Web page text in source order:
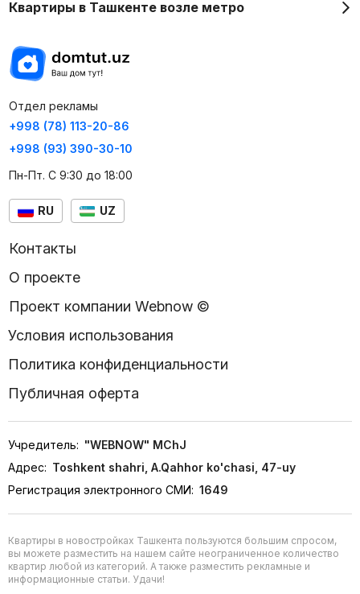
Квартиры в Ташкенте возле метро
Отдел рекламы
+998 (78) 113-20-86
+998 (93) 390-30-10
Пн-Пт. С 9:30 до 18:00
RU UZ
Контакты
О проекте
Проект компании Webnow ©
Условия использования
Политика конфиденциальности
Публичная оферта
Учредитель: "WEBNOW" MChJ
Адрес: Toshkent shahri, A.Qahhor ko'chasi, 47-uy
Регистрация электронного СМИ: 1649
Квартиры в новостройках Ташкента пользуются большим спросом,
вы можете разместить на нашем сайте неограниченное количество
квартир любой из категорий. А также разместить рекламные и
информационные статьи. Удачи!